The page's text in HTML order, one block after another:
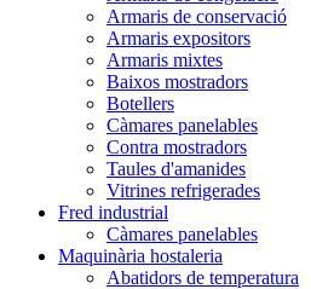
Armaris de conservació
Armaris expositors
Armaris mixtes
Baixos mostradors
Botellers
Càmares panelables
Contra mostradors
Taules d'amanides
Vitrines refrigerades
Fred industrial
Càmares panelables
Maquinària hostaleria
Abatidors de temperatura